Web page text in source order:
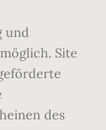
und
Site
des